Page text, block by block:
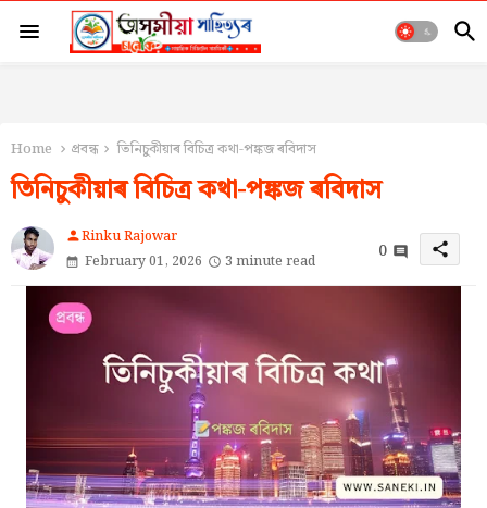
Home প্ৰবন্ধ তিনিচুকীয়াৰ বিচিত্ৰ কথা-পঙ্কজ ৰবিদাস
তিনিচুকীয়াৰ বিচিত্ৰ কথা-পঙ্কজ ৰবিদাস
personRinku Rajowar
February 01, 2026
3 minute read 0 share